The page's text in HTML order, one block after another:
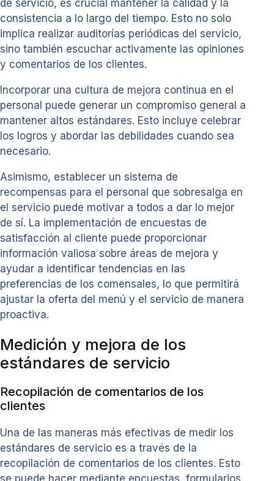
de servicio, es crucial mantener la calidad y la
consistencia a lo largo del tiempo. Esto no solo
implica realizar auditorías periódicas del servicio,
sino también escuchar activamente las opiniones
y comentarios de los clientes.
Incorporar una cultura de mejora continua en el
personal puede generar un compromiso general a
mantener altos estándares. Esto incluye celebrar
los logros y abordar las debilidades cuando sea
necesario.
Asimismo, establecer un sistema de
recompensas para el personal que sobresalga en
el servicio puede motivar a todos a dar lo mejor
de sí. La implementación de encuestas de
satisfacción al cliente puede proporcionar
información valiosa sobre áreas de mejora y
ayudar a identificar tendencias en las
preferencias de los comensales, lo que permitirá
ajustar la oferta del menú y el servicio de manera
proactiva.
Medición y mejora de los
estándares de servicio
Recopilación de comentarios de los
clientes
Una de las maneras más efectivas de medir los
estándares de servicio es a través de la
recopilación de comentarios de los clientes. Esto
se puede hacer mediante encuestas, formularios